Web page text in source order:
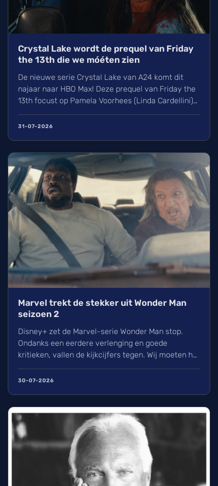
Crystal Lake wordt de prequel van Friday
the 13th die we móéten zien
De nieuwe serie Crystal Lake van A24 komt dit
najaar naar HBO Max! Deze prequel van Friday the
13th focust op Pamela Voorhees (Linda Cardellini)
een jaar na de verdrinking van haar zoon Jason.
Met showrunner Brad Caleb Kane en regisseurs
naar uit!
31-07-2026
Marvel trekt de stekker uit Wonder Man
seizoen 2
Disney+ zet de Marvel-serie Wonder Man stop.
Ondanks een eerdere verlenging en goede
kritieken, vallen de kijkcijfers tegen. Wij moeten het
kunnen de personages nog wel opduiken in andere
30-07-2026